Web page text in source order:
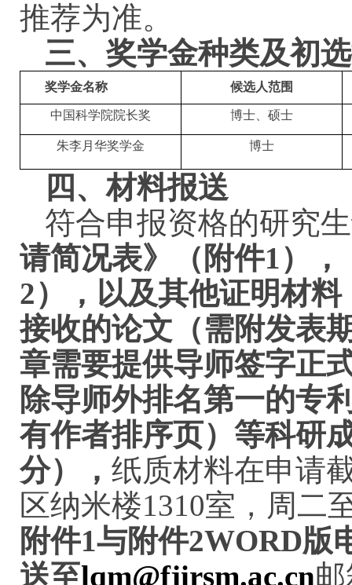
推荐为准。
三、奖学金种类及初
奖学金名称 候选人范围
中国科学院院长奖 博士、硕士
朱李月 华奖学金 博士
四、材料报送
符合申报资格的研究
请简况表》（附件1）
2），以及其他证明材
接收的论文（需附发表
章需要提供导师签字正
除导师外排名第一的专
有作者排序页）等科研
分）， 纸质材料在申请
区纳米楼1310室，周二
附件1与附件2WORD版
送至lqm@fjirsm.ac.cn